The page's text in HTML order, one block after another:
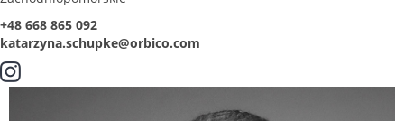
+48 668 865 092
katarzyna.schupke@orbico.com